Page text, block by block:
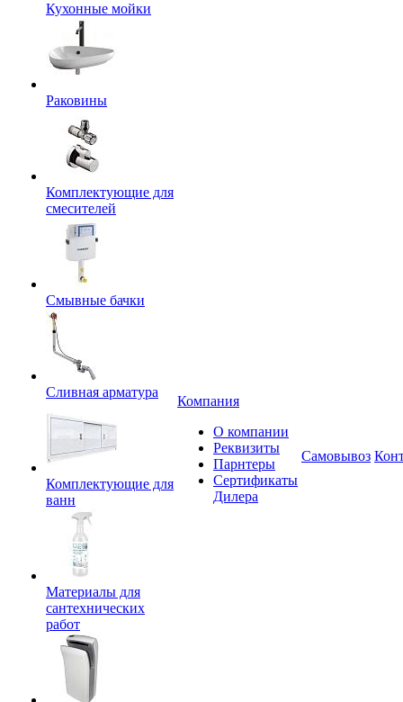
Кухонные мойки
Раковины
Комплектующие для
смесителей
Смывные бачки
Сливная арматура
Комплектующие для
ванн
Материалы для
сантехнических
работ
Компания
О компании
Реквизиты
Парнтеры
Сертификаты
Дилера
Самовывоз